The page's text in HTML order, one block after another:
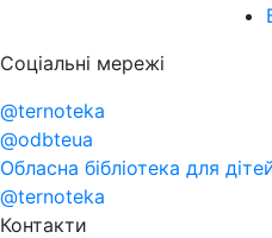
Соціальні мережі
@ternoteka
@odbteua
Обласна бібліотека для
@ternoteka
Контакти